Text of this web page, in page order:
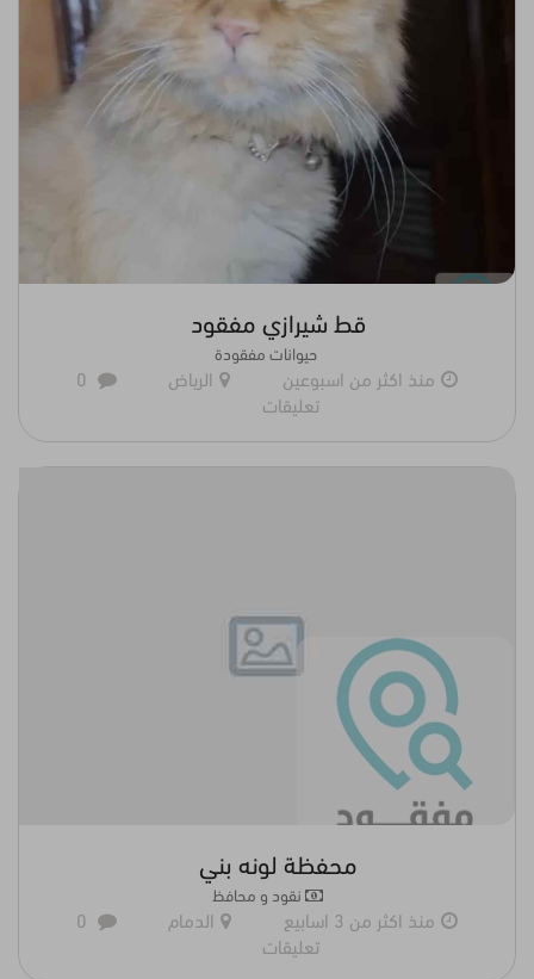
قط شيرازي مفقود
حيوانات مفقودة
منذ اكثر من اسبوعين الرياض
0
تعليقات
محفظة لونه بني
نقود و محافظ
منذ اكثر من 3 اسابيع الدمام
0
تعليقات